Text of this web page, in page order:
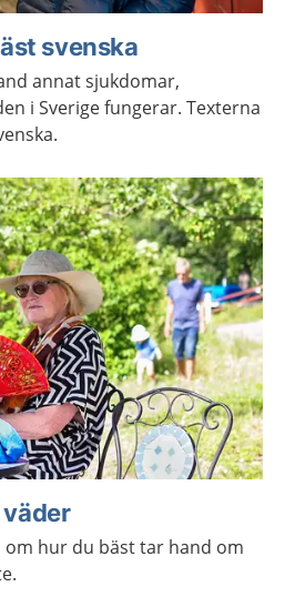
svenska
annat sjukdomar,
i Sverige fungerar. Texterna
väder
om hur du bäst tar hand om